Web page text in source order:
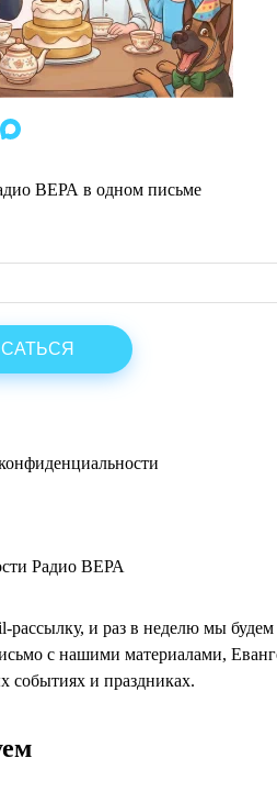
ВЕРА в одном письме
Радио ВЕРА
и раз в неделю мы будем
с нашими материалами,
событиях и праздниках.